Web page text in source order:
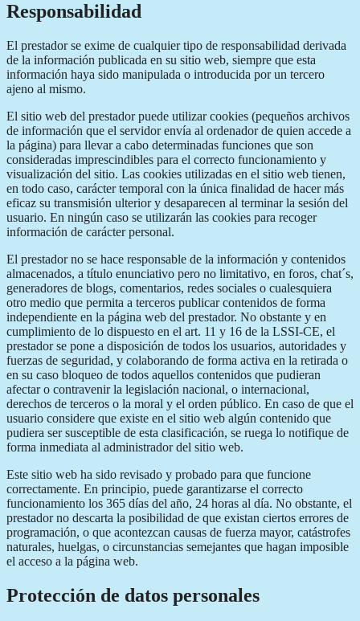
Responsabilidad
El prestador se exime de cualquier tipo de responsabilidad derivada
de la información publicada en su sitio web, siempre que esta
información haya sido manipulada o introducida por un tercero
ajeno al mismo.
El sitio web del prestador puede utilizar cookies (pequeños archivos
de información que el servidor envía al ordenador de quien accede a
la página) para llevar a cabo determinadas funciones que son
consideradas imprescindibles para el correcto funcionamiento y
visualización del sitio. Las cookies utilizadas en el sitio web tienen,
en todo caso, carácter temporal con la única finalidad de hacer más
eficaz su transmisión ulterior y desaparecen al terminar la sesión del
usuario. En ningún caso se utilizarán las cookies para recoger
información de carácter personal.
El prestador no se hace responsable de la información y contenidos
almacenados, a título enunciativo pero no limitativo, en foros, chat´s,
generadores de blogs, comentarios, redes sociales o cualesquiera
otro medio que permita a terceros publicar contenidos de forma
independiente en la página web del prestador. No obstante y en
cumplimiento de lo dispuesto en el art. 11 y 16 de la LSSI-CE, el
prestador se pone a disposición de todos los usuarios, autoridades y
fuerzas de seguridad, y colaborando de forma activa en la retirada o
en su caso bloqueo de todos aquellos contenidos que pudieran
afectar o contravenir la legislación nacional, o internacional,
derechos de terceros o la moral y el orden público. En caso de que el
usuario considere que existe en el sitio web algún contenido que
pudiera ser susceptible de esta clasificación, se ruega lo notifique de
forma inmediata al administrador del sitio web.
Este sitio web ha sido revisado y probado para que funcione
correctamente. En principio, puede garantizarse el correcto
funcionamiento los 365 días del año, 24 horas al día. No obstante, el
prestador no descarta la posibilidad de que existan ciertos errores de
programación, o que acontezcan causas de fuerza mayor, catástrofes
naturales, huelgas, o circunstancias semejantes que hagan imposible
el acceso a la página web.
Protección de datos personales